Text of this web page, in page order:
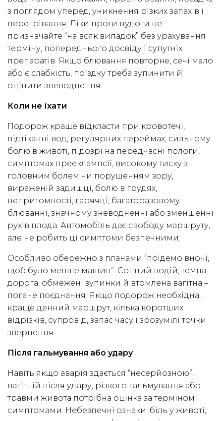
з поглядом уперед, уникнення різких запахів і
перегрівання. Ліки проти нудоти не
призначайте “на всяк випадок” без урахування
терміну, попереднього досвіду і супутніх
препаратів. Якщо блювання повторне, сечі мало
або є слабкість, поїздку треба зупинити й
оцінити зневоднення.
Коли не їхати
Подорож краще відкласти при кровотечі,
підтіканні вод, регулярних переймах, сильному
болю в животі, підозрі на передчасні пологи,
симптомах прееклампсії, високому тиску з
головним болем чи порушенням зору,
вираженій задишці, болю в грудях,
непритомності, гарячці, багаторазовому
блюванні, значному зневодненні або зменшенні
рухів плода. Автомобіль дає свободу маршруту,
але не робить ці симптоми безпечними.
Особливо обережно з планами “поїдемо вночі,
щоб було менше машин”. Сонний водій, темна
дорога, обмежені зупинки й втомлена вагітна –
погане поєднання. Якщо подорож необхідна,
краще денний маршрут, кілька коротших
відрізків, супровід, запас часу і зрозумілі точки
звернення.
Після гальмування або удару
Навіть якщо аварія здається “несерйозною”,
вагітній після удару, різкого гальмування або
травми живота потрібна оцінка за терміном і
симптомами. Небезпечні ознаки: біль у животі,